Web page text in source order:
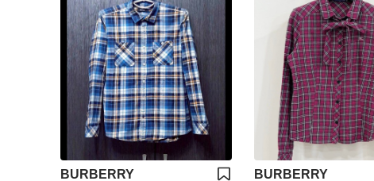
BURBERRY BURBERRY